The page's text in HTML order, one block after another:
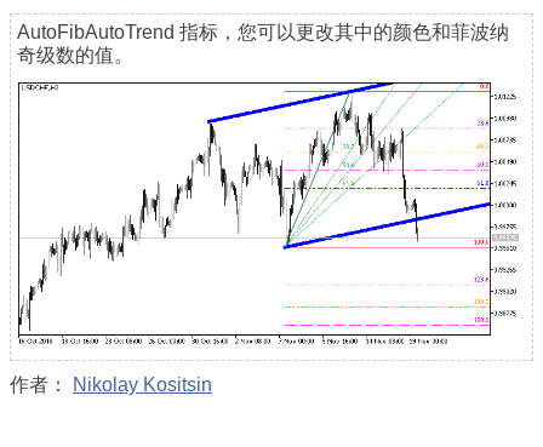
AutoFibAutoTrend 指标，您可以更改其中的颜色和菲波纳
奇级数的值。
作者： Nikolay Kositsin